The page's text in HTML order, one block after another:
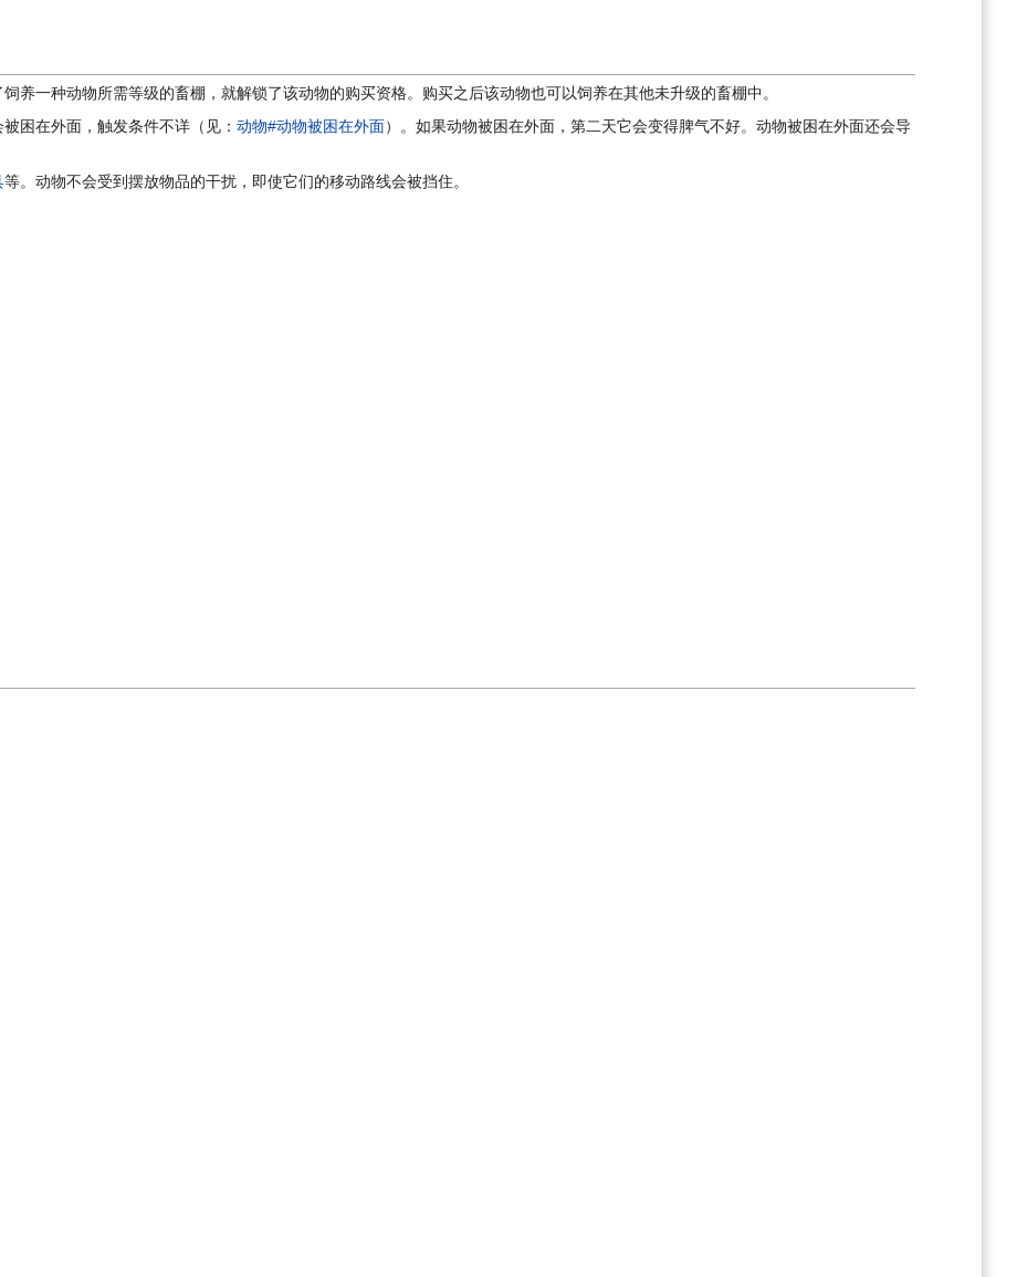
饲养一种动物所需等级的畜棚，就解锁了该动物的购买资格。购买之后该动物也可以饲养在其他未升级的畜棚中。
困在外面，触发条件不详（见： 动物#动物被困在外面）。如果动物被困在外面，第二天它会变得脾气不好。动物被困在外面还会导
等。动物不会受到摆放物品的干扰，即使它们的移动路线会被挡住。